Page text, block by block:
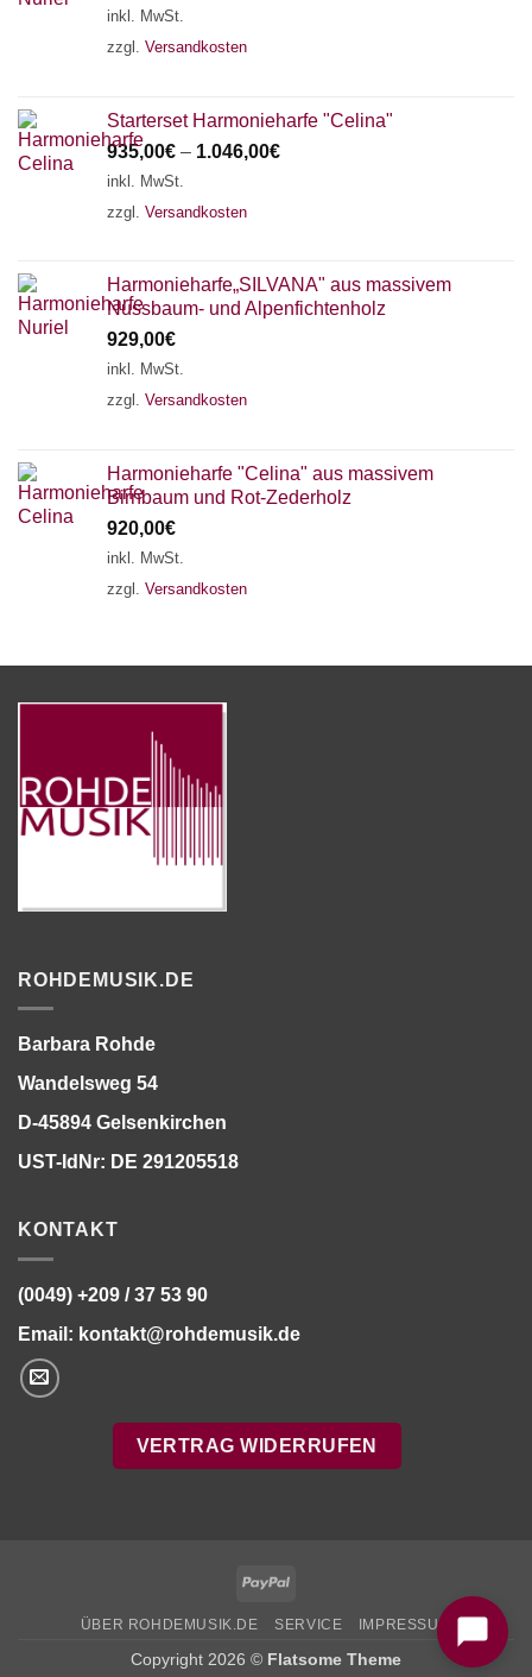
inkl. MwSt.
zzgl. Versandkosten
Starterset Harmonieharfe "Celina"
935,00€ – 1.046,00€
inkl. MwSt.
zzgl. Versandkosten
Harmonieharfe„SILVANA" aus massivem
Nussbaum- und Alpenfichtenholz
929,00€
inkl. MwSt.
zzgl. Versandkosten
Harmonieharfe "Celina" aus massivem
Birnbaum und Rot-Zederholz
920,00€
inkl. MwSt.
zzgl. Versandkosten
ROHDEMUSIK.DE
Barbara Rohde
Wandelsweg 54
D-45894 Gelsenkirchen
UST-IdNr: DE 291205518
KONTAKT
(0049) +209 / 37 53 90
Email: kontakt@rohdemusik.de
VERTRAG WIDERRUFEN
PayPal
ÜBER ROHDEMUSIK.DE SERVICE IMPRESSUM
Copyright 2026 © Flatsome Theme